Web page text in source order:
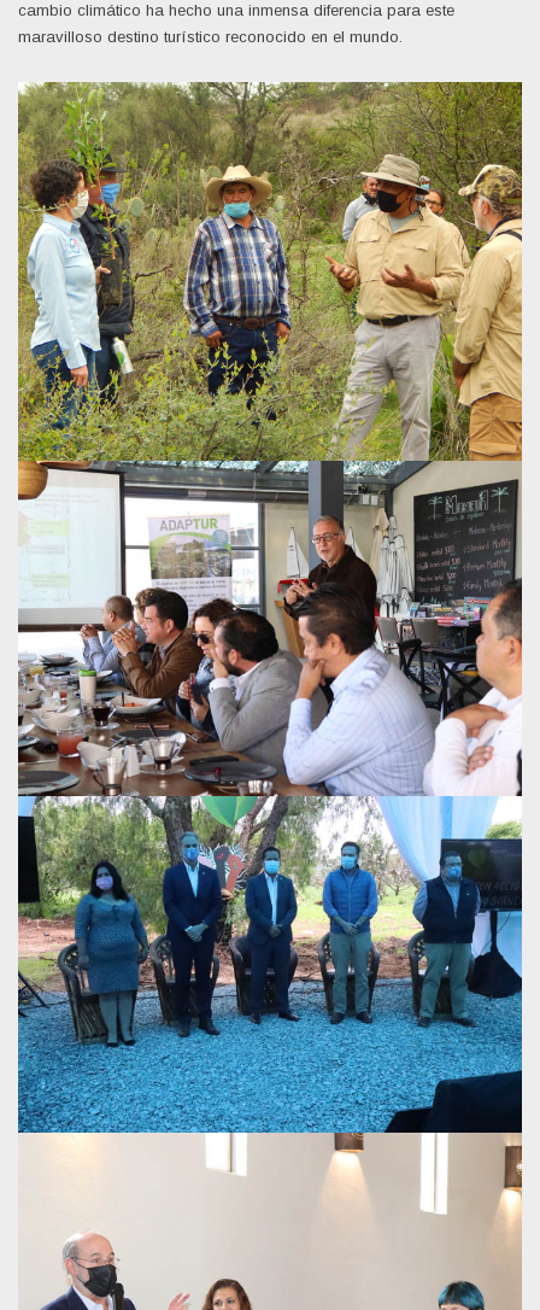
cambio climático ha hecho una inmensa diferencia para este
maravilloso destino turístico reconocido en el mundo.